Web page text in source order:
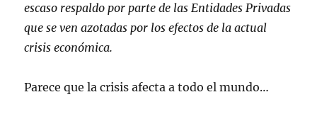
escaso respaldo por parte de las Entidades Privadas
que se ven azotadas por los efectos de la actual
crisis económica.
Parece que la crisis afecta a todo el mundo…